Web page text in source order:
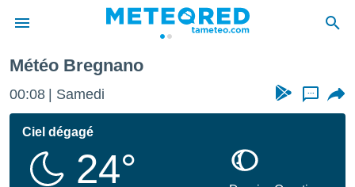
de
Météo Bregnano
00:08 Samedi ...
Ciel dégagé
24°